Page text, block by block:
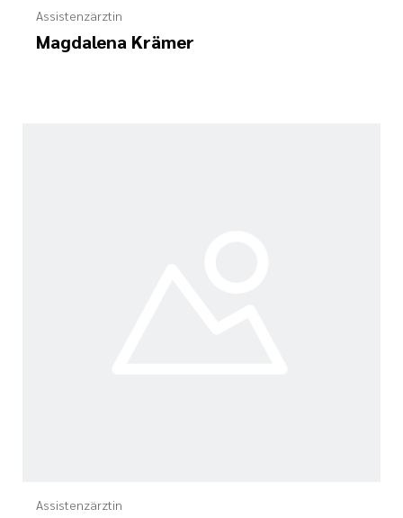
Assistenzärztin
Magdalena Krämer
Assistenzärztin